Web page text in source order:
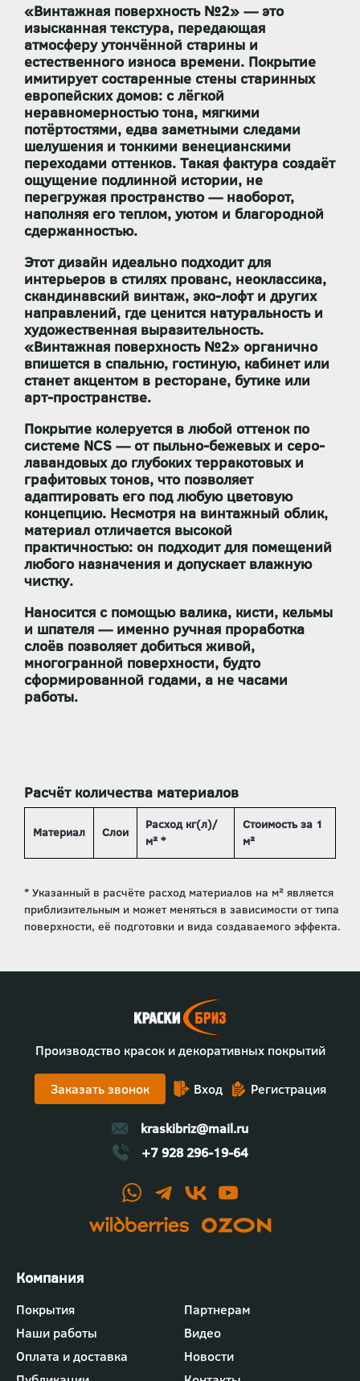
«Винтажная поверхность №2» — это
изысканная текстура, передающая
атмосферу утончённой старины и
естественного износа времени. Покрытие
имитирует состаренные стены старинных
европейских домов: с лёгкой
неравномерностью тона, мягкими
потёртостями, едва заметными следами
шелушения и тонкими венецианскими
переходами оттенков. Такая фактура создаёт
ощущение подлинной истории, не
перегружая пространство — наоборот,
наполняя его теплом, уютом и благородной
сдержанностью.
Этот дизайн идеально подходит для
интерьеров в стилях прованс, неоклассика,
скандинавский винтаж, эко-лофт и других
направлений, где ценится натуральность и
художественная выразительность.
«Винтажная поверхность №2» органично
впишется в спальню, гостиную, кабинет или
станет акцентом в ресторане, бутике или
арт-пространстве.
Покрытие колеруется в любой оттенок по
системе NCS — от пыльно-бежевых и серо-
лавандовых до глубоких терракотовых и
графитовых тонов, что позволяет
адаптировать его под любую цветовую
концепцию. Несмотря на винтажный облик,
материал отличается высокой
практичностью: он подходит для помещений
любого назначения и допускает влажную
чистку.
Наносится с помощью валика, кисти, кельмы
и шпателя — именно ручная проработка
слоёв позволяет добиться живой,
многогранной поверхности, будто
сформированной годами, а не часами
работы.
Расчёт количества материалов
Материал Слои
Расход кг(л)/
м² *
Стоимость за 1
м²
Производство красок и декоративных покрытий
Заказать звонок Вход Регистрация
kraskibriz@mail.ru
+7 928 296-19-64
Футер
-
меню
"Компания"
Покрытия
Партнерам
Наши работы
Видео
Оплата и доставка
Новости